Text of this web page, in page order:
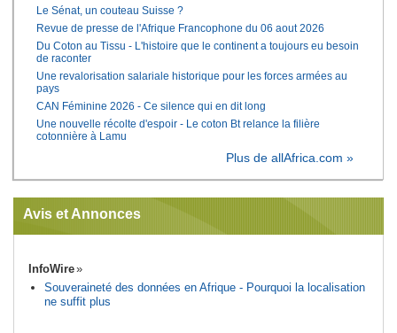
Le Sénat, un couteau Suisse ?
Revue de presse de l'Afrique Francophone du 06 aout 2026
Du Coton au Tissu - L'histoire que le continent a toujours eu besoin
de raconter
Une revalorisation salariale historique pour les forces armées au
pays
CAN Féminine 2026 - Ce silence qui en dit long
Une nouvelle récolte d'espoir - Le coton Bt relance la filière
cotonnière à Lamu
Plus de allAfrica.com »
Avis et Annonces
InfoWire
Souveraineté des données en Afrique - Pourquoi la localisation
ne suffit plus